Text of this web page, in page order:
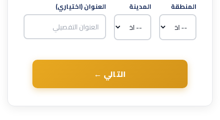
المنطقة المدينة العنوان (اختياري)
التالي ←